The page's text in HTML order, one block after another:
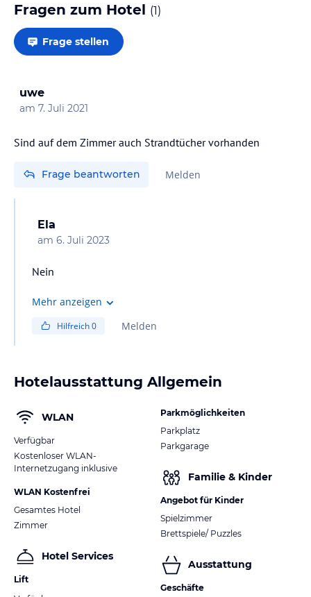
Fragen zum Hotel (1)
Frage stellen
uwe
am 7. Juli 2021
Sind auf dem Zimmer auch Strandtücher vorhanden
Frage beantworten Melden
Ela
am 6. Juli 2023
Nein
Mehr anzeigen
Hilfreich0 Melden
Hotelausstattung Allgemein
WLAN
Verfügbar
Kostenloser WLAN-
Internetzugang inklusive
WLAN Kostenfrei
Gesamtes Hotel
Zimmer
Hotel Services
Lift
Parkmöglichkeiten
Parkplatz
Parkgarage
Familie & Kinder
Angebot für Kinder
Spielzimmer
Brettspiele/ Puzzles
Ausstattung
Geschäfte